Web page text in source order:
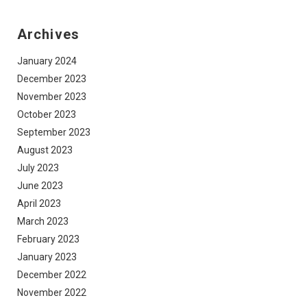
Archives
January 2024
December 2023
November 2023
October 2023
September 2023
August 2023
July 2023
June 2023
April 2023
March 2023
February 2023
January 2023
December 2022
November 2022